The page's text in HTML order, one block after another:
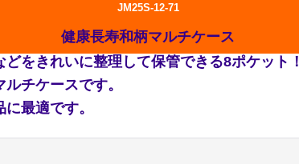
JM25S-12-71
健康長寿和柄マルチケース
をきれいに整理して保管できる8ポケット！
チケースです。
最適です。